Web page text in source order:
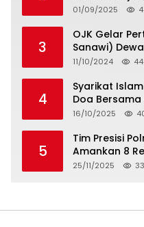
5 Hari atau
01/09/2025
3
OJK Gelar
Sanawi)
11/10/2024
4
Syarikat
Doa
Syarikat Islam
16/10/2025
5
Tim Presisi
Amankan 8
Tawuran
25/11/2025